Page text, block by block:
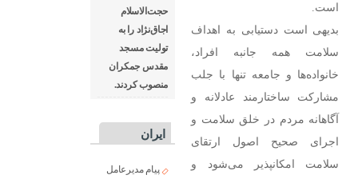
است.
بدیهی است دستیابی به اهداف
سلامت همه جانبه افراد،
خانواده‌ها و جامعه تنها با جلب
مشارکت ساختارمند عادلانه و
آگاهانه مردم در خلق سلامت و
اجرای صحیح اصول ارتقای
سلامت امکانپذیر می‌شود و
حجت‌الاسلام
اجاق‌نژاد را به
تولیت مسجد
مقدس جمکران
منصوب کردند.
ایران
پیام مدیرعامل